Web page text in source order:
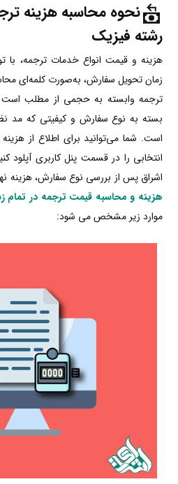
نحوه محاسبه هزینه
رشته فیزیک
هزینه و قیمت انواع خدمات ترجمه، با
زمان تحویل سفارش، به‌صورت کلمه‌ای
ترجمه وابسته به حجمی از مطلب است
بسته به نوع سفارش و کیفیتی که مد
است. شما می‌توانید برای اطلاع از
انتخابی را در قسمت پنل کاربری آپلود
اشراق پس از بررسی نوع سفارش، هزینه
هزینه و محاسبه قیمت ترجمه در
موارد زیر مشخص می شود: